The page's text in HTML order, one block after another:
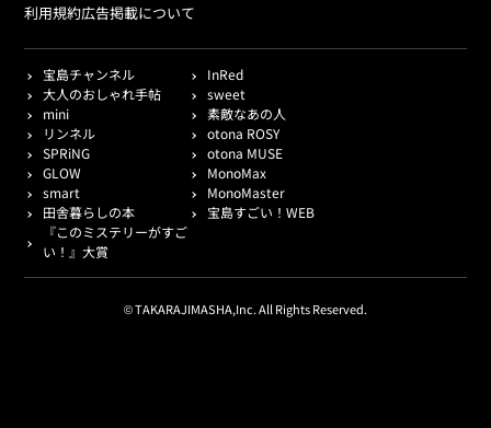
利用規約広告掲載について
宝島チャンネル
InRed
大人のおしゃれ手帖
sweet
mini
素敵なあの人
リンネル
otona ROSY
SPRiNG
otona MUSE
GLOW
MonoMax
smart
MonoMaster
田舎暮らしの本
宝島すごい！WEB
『このミステリーがすご
い！』大賞
© TAKARAJIMASHA,Inc. All Rights Reserved.